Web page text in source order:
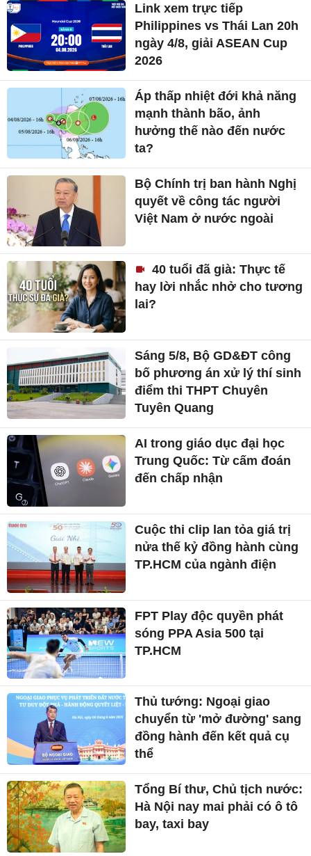
Link xem trực tiếp
Philippines vs Thái Lan 20h
ngày 4/8, giải ASEAN Cup
2026
Áp thấp nhiệt đới khả năng
mạnh thành bão, ảnh
hưởng thế nào đến nước
ta?
Bộ Chính trị ban hành Nghị
quyết về công tác người
Việt Nam ở nước ngoài
40 tuổi đã già: Thực tế
hay lời nhắc nhở cho tương
lai?
Sáng 5/8, Bộ GD&ĐT công
bố phương án xử lý thí sinh
điểm thi THPT Chuyên
Tuyên Quang
AI trong giáo dục đại học
Trung Quốc: Từ cấm đoán
đến chấp nhận
Cuộc thi clip lan tỏa giá trị
nửa thế kỷ đồng hành cùng
TP.HCM của ngành điện
FPT Play độc quyền phát
sóng PPA Asia 500 tại
TP.HCM
Thủ tướng: Ngoại giao
chuyển từ 'mở đường' sang
đồng hành đến kết quả cụ
thể
Tổng Bí thư, Chủ tịch nước:
Hà Nội nay mai phải có ô tô
bay, taxi bay